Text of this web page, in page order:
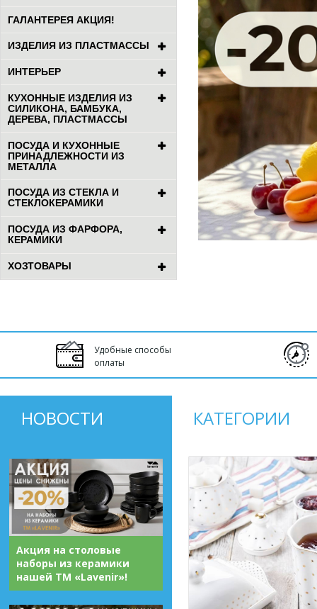
ГАЛАНТЕРЕЯ АКЦИЯ!
ИЗДЕЛИЯ ИЗ ПЛАСТМАССЫ
ИНТЕРЬЕР
КУХОННЫЕ ИЗДЕЛИЯ ИЗ
СИЛИКОНА, БАМБУКА,
ДЕРЕВА, ПЛАСТМАССЫ
ПОСУДА И КУХОННЫЕ
ПРИНАДЛЕЖНОСТИ ИЗ
МЕТАЛЛА
ПОСУДА ИЗ СТЕКЛА И
СТЕКЛОКЕРАМИКИ
ПОСУДА ИЗ ФАРФОРА,
КЕРАМИКИ
ХОЗТОВАРЫ
Удобные способы
оплаты
НОВОСТИ
Акция на столовые
наборы из керамики
нашей ТМ «Lavenir»!
КАТЕГОРИИ